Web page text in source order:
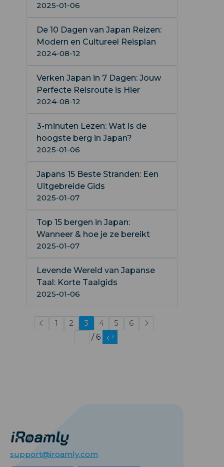
2025-01-06
De 10 Dagen van Japan Reizen:
Modern en Cultureel Reisplan
2024-08-12
Verken Japan in 7 Dagen: Jouw
Perfecte Reisroute is Hier
2024-08-12
3-minuten Lezen: Wat is de
hoogste berg in Japan?
2025-01-06
Japans 15 Beste Stranden: Een
Uitgebreide Gids
2025-01-07
Top 15 bergen in Japan:
Wanneer & hoe je ze bereikt
2025-01-07
Levende Wereld van Japanse
Taal: Korte Taalgids
2025-01-06
1 2 3 4 5
6
/ 6
support@iroamly.com